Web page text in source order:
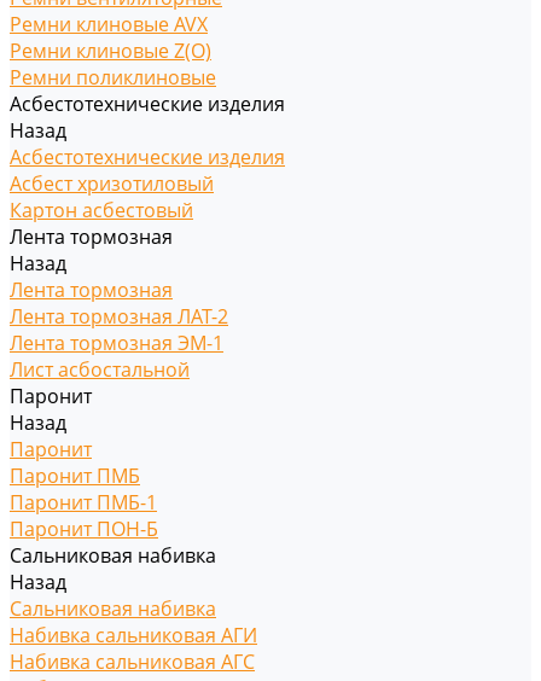
Ремни клиновые AVX
Ремни клиновые Z(O)
Ремни поликлиновые
Асбестотехнические изделия
Назад
Асбестотехнические изделия
Асбест хризотиловый
Картон асбестовый
Лента тормозная
Назад
Лента тормозная
Лента тормозная ЛАТ-2
Лента тормозная ЭМ-1
Лист асбостальной
Паронит
Назад
Паронит
Паронит ПМБ
Паронит ПМБ-1
Паронит ПОН-Б
Сальниковая набивка
Назад
Сальниковая набивка
Набивка сальниковая АГИ
Набивка сальниковая АГС